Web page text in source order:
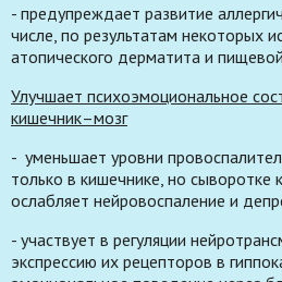
- предупреждает развитие
числе, по результатам некоторых
атопического дерматита и
Улучшает психоэмоциональное
кишечник–мозг
- уменьшает уровни
только в кишечнике, но сыворотке
ослабляет нейровоспаление и
- участвует в регуляции
экспрессию их рецепторов в